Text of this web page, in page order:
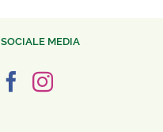
SOCIALE MEDIA